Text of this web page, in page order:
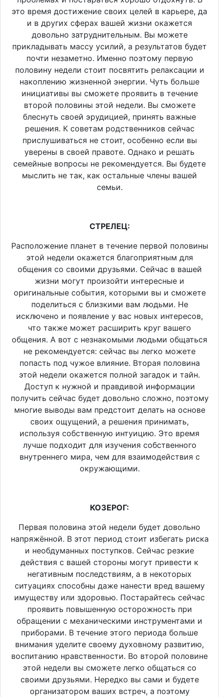
это время достижение своих целей в карьере, да
и в других сферах вашей жизни окажется
довольно затруднительным. Вы можете
прикладывать массу усилий, а результатов будет
почти незаметно. Именно поэтому первую
половину недели стоит посвятить релаксации и
накоплению жизненной энергии. Чуть больше
инициативы вы сможете проявить в течение
второй половины этой недели. Вы сможете
блеснуть своей эрудицией, принять важные
решения. К советам родственников сейчас
прислушиваться не стоит, особенно если вы
уверены в своей правоте. Однако и решать
семейные вопросы не рекомендуется. Вы будете
мыслить не так, как остальные члены вашей
семьи.
СТРЕЛЕЦ:
Расположение планет в течение первой половины
этой недели окажется благоприятным для
общения со своими друзьями. Сейчас в вашей
жизни могут произойти интересные и
оригинальные события, которыми вы и сможете
поделиться с близкими вам людьми. Не
исключено и появление у вас новых интересов,
что также может расширить круг вашего
общения. А вот с незнакомыми людьми общаться
не рекомендуется: сейчас вы легко можете
попасть под чужое влияние. Вторая половина
этой недели окажется полной загадок и тайн.
Доступ к нужной и правдивой информации
получить сейчас будет довольно сложно, поэтому
многие выводы вам предстоит делать на основе
своих ощущений, а решения принимать,
используя собственную интуицию. Это время
лучше подходит для изучения собственного
внутреннего мира, чем для взаимодействия с
окружающими.
КОЗЕРОГ:
Первая половина этой недели будет довольно
напряжённой. В этот период стоит избегать риска
и необдуманных поступков. Сейчас резкие
действия с вашей стороны могут привести к
негативным последствиям, а в некоторых
ситуациях способны даже нанести вред вашему
имуществу или здоровью. Постарайтесь сейчас
проявить повышенную осторожность при
обращении с механическими инструментами и
приборами. В течение этого периода больше
внимания уделите своему духовному развитию,
воспитанию нравственности. Во второй половине
этой недели вы сможете легко общаться со
своими друзьями. Нередко вы сами и будете
организатором ваших встреч, а поэтому